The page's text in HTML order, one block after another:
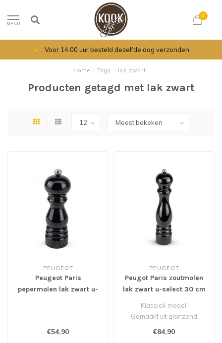
MENU
0
Voor 14.00 uur besteld dezelfde dag verzonden
Home / Tags / lak zwart
Producten getagd met lak zwart
PEUGEOT
Peugeot Paris
pepermolen lak zwart u-
€54,90
PEUGEOT
Peugot Paris zoutmolen
lak zwart u-select 30 cm
Klassiek model.
Gemaakt uit glanzend
gelakt beukenhout
€84,90